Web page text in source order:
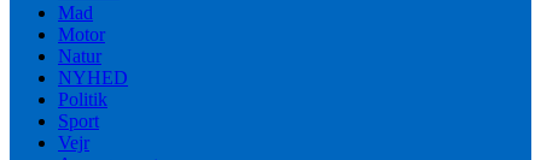
Mad
Motor
Natur
NYHED
Politik
Sport
Vejr